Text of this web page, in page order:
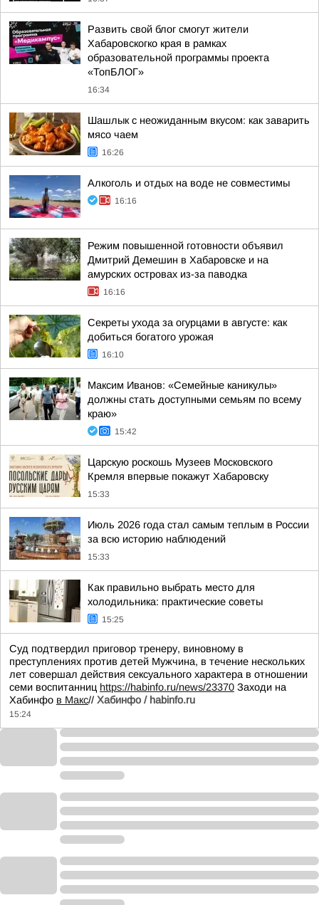
Развить свой блог смогут жители
Хабаровскогко края в рамках
образовательной программы проекта
«ТопБЛОГ»
16:34
Шашлык с неожиданным вкусом: как заварить
мясо чаем
16:26
Алкоголь и отдых на воде не совместимы
16:16
Режим повышенной готовности объявил
Дмитрий Демешин в Хабаровске и на
амурских островах из-за паводка
16:16
Секреты ухода за огурцами в августе: как
добиться богатого урожая
16:10
Максим Иванов: «Семейные каникулы»
должны стать доступными семьям по всему
краю»
15:42
Царскую роскошь Музеев Московского
Кремля впервые покажут Хабаровску
15:33
Июль 2026 года стал самым теплым в России
за всю историю наблюдений
15:33
Как правильно выбрать место для
холодильника: практические советы
15:25
Суд подтвердил приговор тренеру, виновному в
преступлениях против детей Мужчина, в течение нескольких
лет совершал действия сексуального характера в отношении
семи воспитанниц https://habinfo.ru/news/23370 Заходи на
Хабинфо в Макс// Хабинфо / habinfo.ru
15:24